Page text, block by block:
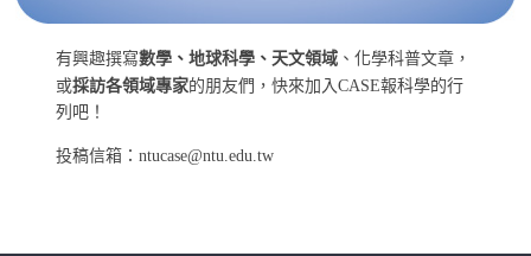
有興趣撰寫數學、地球科學、天文領域 、化學科普文章，
或採訪各領域專家的朋友們，快來加入CASE報科學的行
列吧！
投稿信箱：ntucase@ntu.edu.tw